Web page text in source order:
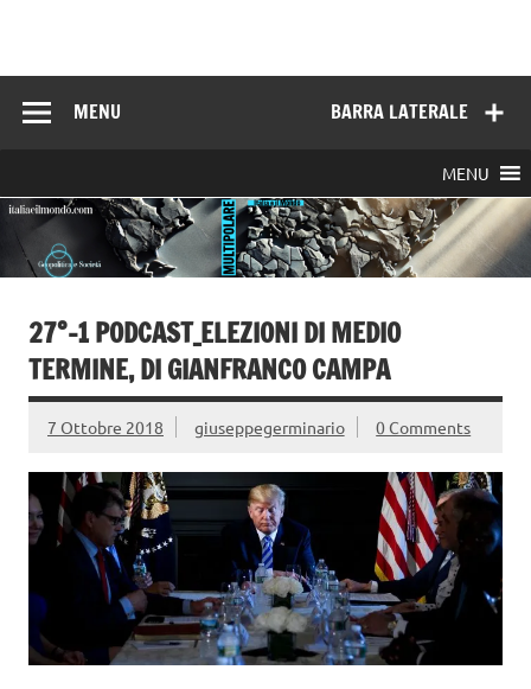
BARRA LATERALE
MENU
MENU
27°-1 PODCAST_ELEZIONI DI MEDIO
TERMINE, DI GIANFRANCO CAMPA
7 Ottobre 2018 giuseppegerminario 0 Comments